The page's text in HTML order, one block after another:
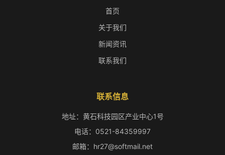
首页
关于我们
新闻资讯
联系我们
联系信息
地址：黄石科技园区产业中心1号
电话：0521-84359997
邮箱：hr27@softmail.net